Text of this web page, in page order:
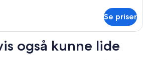
Se priser
også kunne lide